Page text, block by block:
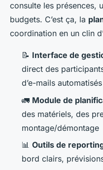
consulte les présences,
budgets. C’est ça, la
coordination en un clin
📝 Interface de
direct des
d’e-mails automatisés
🚛 Module de
des matériels, des
montage/démontage
📊 Outils de
bord clairs,